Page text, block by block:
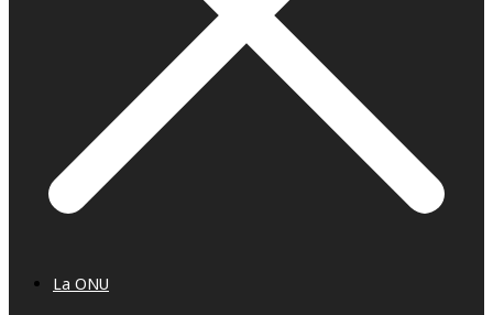
La ONU